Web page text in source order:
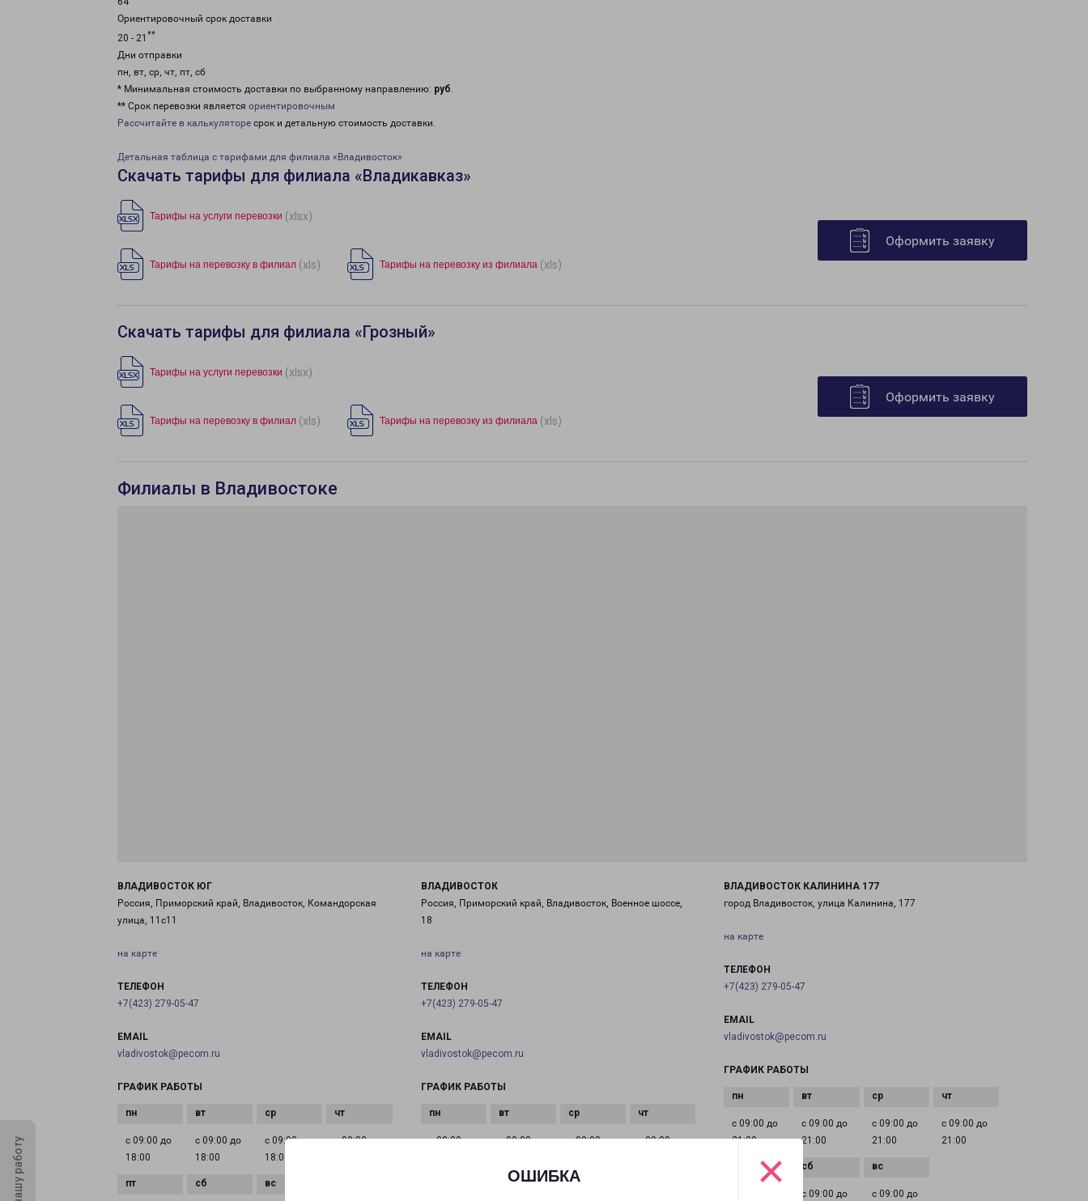
ОШИБКА ×
Ориентировочный срок доставки
20 - 21 **
Дни отправки
пн, вт, ср, чт, пт, сб
* Минимальная стоимость доставки по выбранному направлению: руб.
** Срок перевозки является ориентировочным
Рассчитайте в калькуляторе срок и детальную стоимость доставки.
Детальная таблица с тарифами для филиала «Владивосток»
Скачать тарифы для филиала «Владикавказ»
Тарифы на услуги перевозки (xlsx)
Тарифы на перевозку в филиал (xls) Тарифы на перевозку из филиала (xls)
Оформить заявку
Скачать тарифы для филиала «Грозный»
Тарифы на услуги перевозки (xlsx)
Тарифы на перевозку в филиал (xls) Тарифы на перевозку из филиала (xls)
Оформить заявку
Филиалы в Владивостоке
ВЛАДИВОСТОК ЮГ
Россия, Приморский край, Владивосток, Командорская
улица, 11с11
на карте
ТЕЛЕФОН
+7(423) 279-05-47
EMAIL
vladivostok@pecom.ru
ГРАФИК РАБОТЫ
с 09:00 до
18:00
с 09:00 до
18:00
с 09:00 до
18:00
с 09:00 до
ВЛАДИВОСТОК
Россия, Приморский край, Владивосток, Военное шоссе,
18
на карте
ТЕЛЕФОН
+7(423) 279-05-47
EMAIL
vladivostok@pecom.ru
ГРАФИК РАБОТЫ
с 09:00 до
с 09:00 до
с 09:00 до
с 09:00 до
ВЛАДИВОСТОК КАЛИНИНА 177
город Владивосток, улица Калинина, 177
на карте
ТЕЛЕФОН
+7(423) 279-05-47
EMAIL
vladivostok@pecom.ru
ГРАФИК РАБОТЫ
с 09:00 до
21:00
с 09:00 до
21:00
с 09:00 до
21:00
с 09:00 до
21:00
с 09:00 до
с 09:00 до